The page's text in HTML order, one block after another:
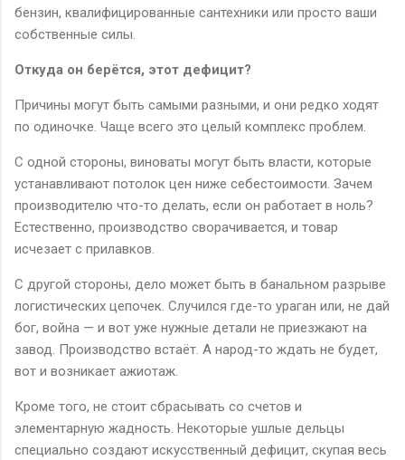
бензин, квалифицированные сантехники или просто ваши
собственные силы.
Откуда он берётся, этот дефицит?
Причины могут быть самыми разными, и они редко ходят
по одиночке. Чаще всего это целый комплекс проблем.
С одной стороны, виноваты могут быть власти, которые
устанавливают потолок цен ниже себестоимости. Зачем
производителю что-то делать, если он работает в ноль?
Естественно, производство сворачивается, и товар
исчезает с прилавков.
С другой стороны, дело может быть в банальном разрыве
логистических цепочек. Случился где-то ураган или, не дай
бог, война — и вот уже нужные детали не приезжают на
завод. Производство встаёт. А народ-то ждать не будет,
вот и возникает ажиотаж.
Кроме того, не стоит сбрасывать со счетов и
элементарную жадность. Некоторые ушлые дельцы
специально создают искусственный дефицит, скупая весь